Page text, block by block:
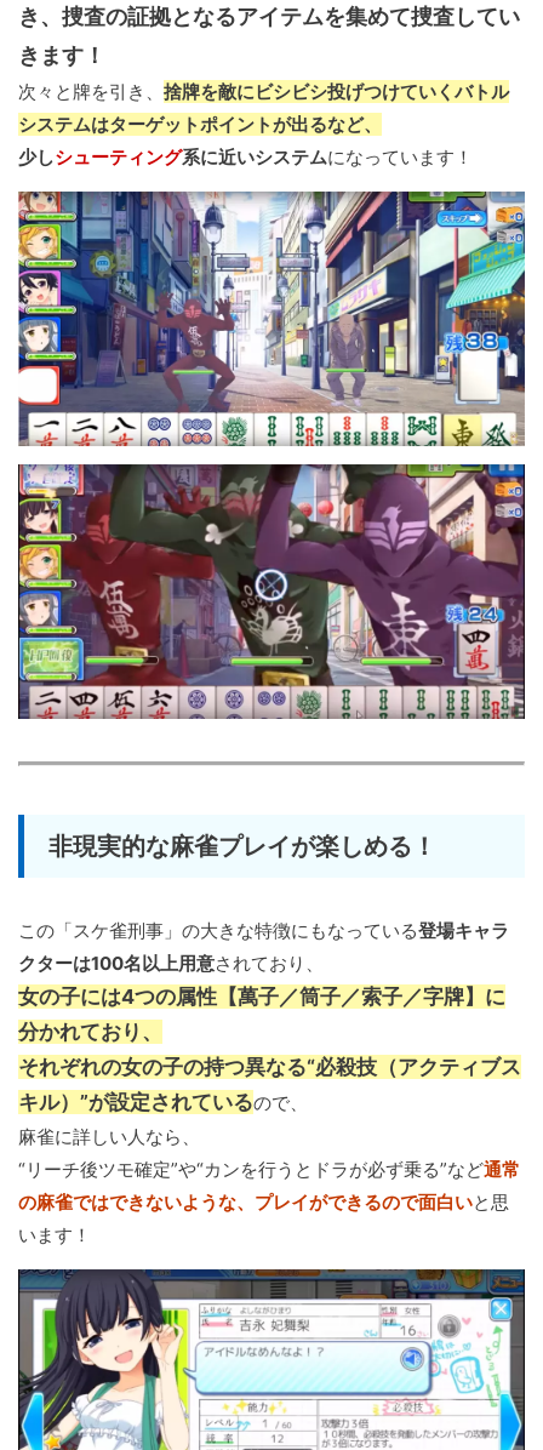
き、捜査の証拠となるアイテムを集めて捜査してい
きます！
次々と牌を引き、 捨牌を敵にビシビシ投げつけていくバトル
システムはターゲットポイントが出るなど、
少しシューティング系に近いシステムになっています！
非現実的な麻雀プレイが楽しめる！
この「スケ雀刑事」の大きな特徴にもなっている登場キャラ
クターは100名以上用意されており、
女の子には4つの属性【萬子／筒子／索子／字牌】に
分かれており、
それぞれの女の子の持つ異なる“必殺技（アクティブス
キル）”が設定されているので、
麻雀に詳しい人なら、
“リーチ後ツモ確定”や“カンを行うとドラが必ず乗る”など通常
の麻雀ではできないような、プレイができるので面白いと思
います！